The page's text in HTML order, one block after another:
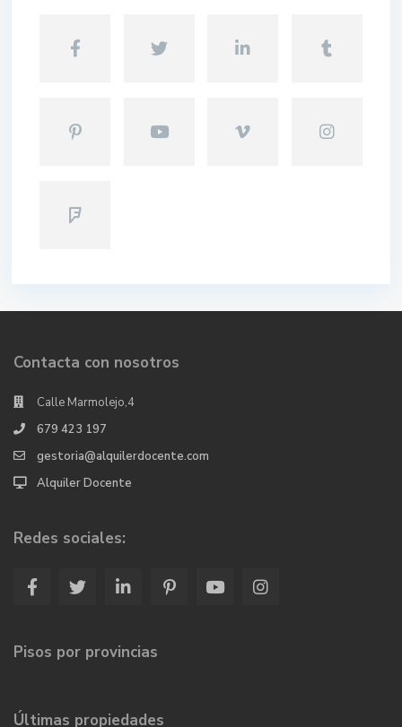
Contacta con nosotros
Calle Marmolejo,4
679 423 197
gestoria@alquilerdocente.com
Alquiler Docente
Redes sociales:
Pisos por provincias
Últimas propiedades